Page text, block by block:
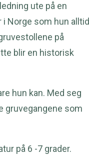
ute på en
Norge som hun alltid
på
blir en historisk
hun kan. Med seg
gruvegangene som
på 6 -7 grader.